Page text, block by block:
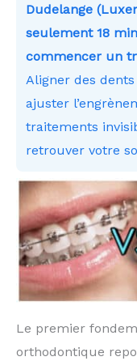
Dudelange
seulement 18
commencer un
Aligner des
ajuster
traitements
retrouver votre
Le premier
orthodontique